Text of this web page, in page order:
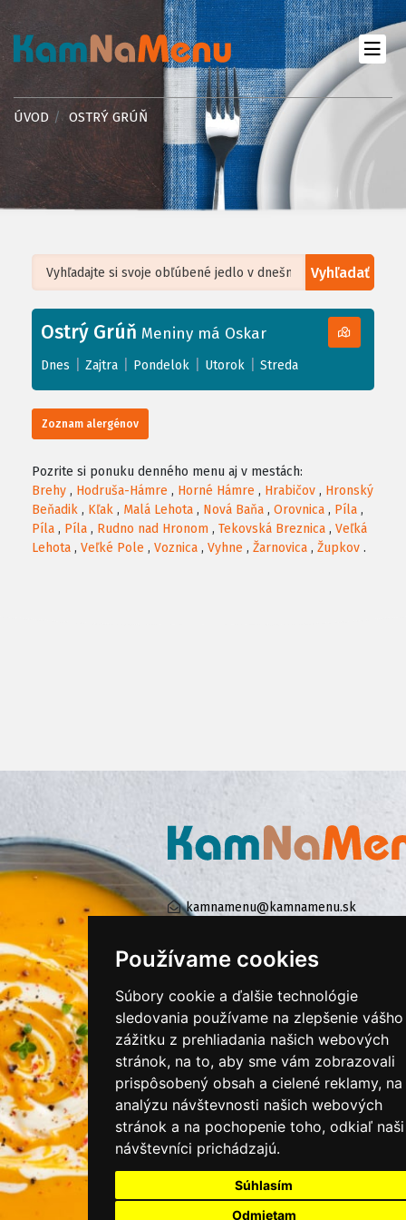
Používame cookies
Súbory cookie a ďalšie technológie
sledovania používame na zlepšenie vášho
zážitku z prehliadania našich webových
stránok, na to, aby sme vám zobrazovali
prispôsobený obsah a cielené reklamy, na
analýzu návštevnosti našich webových
stránok a na pochopenie toho, odkiaľ naši
návštevníci prichádzajú.
Súhlasím
Odmietam
ÚVOD OSTRÝ GRÚŇ
Vyhľadať
+
−
Leaflet| ©OpenStreetMap, Tiles courtesy ofHumanitarian OpenStreetMap
Ostrý Grúň Meniny má Oskar
Dnes Zajtra Pondelok Utorok Streda
Zoznam alergénov
Pozrite si ponuku denného menu aj v mestách:
Brehy , Hodruša-Hámre , Horné Hámre , Hrabičov , Hronský
Beňadik , Kľak , Malá Lehota , Nová Baňa , Orovnica , Píla ,
Píla , Píla , Rudno nad Hronom , Tekovská Breznica , Veľká
Lehota , Veľké Pole , Voznica , Vyhne , Žarnovica , Župkov .
kamnamenu@kamnamenu.sk
KONTAKTUJTE NÁS
PRIHLÁSIŤ SA DO ZÁKAZNÍCKEJ ZÓNY
Všeobecné obchodné podmienky
Ochrana osobných údajov
Cookies
Moje KamNaMenu